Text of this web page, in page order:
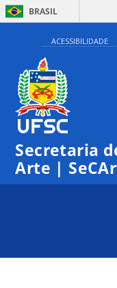
BRASIL
ACESSIBILIDADE
Secretaria
Arte |
0:00
1:00